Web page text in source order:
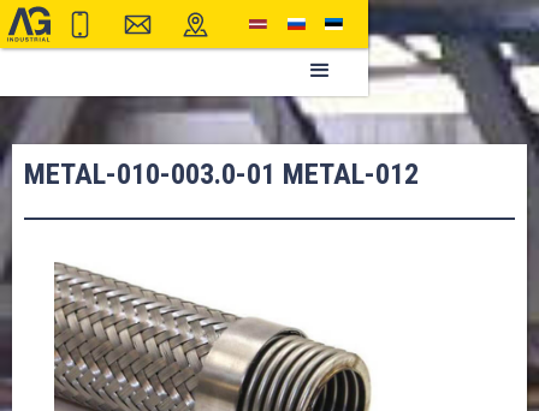
METAL-010-003.0-01 METAL-012